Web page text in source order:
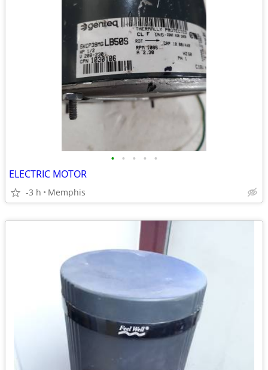
• • • • •
ELECTRIC MOTOR
-3 h Memphis